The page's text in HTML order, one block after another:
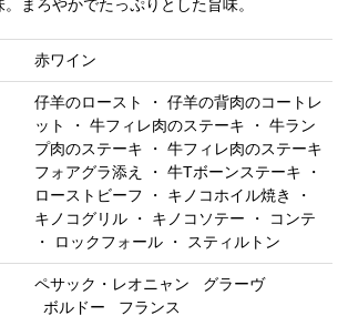
まろやかでたっぷりとした旨味。
赤ワイン
仔羊のロースト ・ 仔羊の背肉のコートレ
ット ・ 牛フィレ肉のステーキ ・ 牛ラン
プ肉のステーキ ・ 牛フィレ肉のステーキ
フォアグラ添え ・ 牛Tボーンステーキ ・
ローストビーフ ・ キノコホイル焼き ・
キノコグリル ・ キノコソテー ・ コンテ
・ ロックフォール ・ スティルトン
ペサック・レオニャン
グラーヴ
ボルドー
フランス